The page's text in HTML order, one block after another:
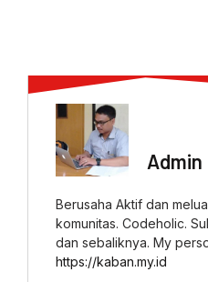
Admin
Berusaha Aktif dan
komunitas. Codeholic.
dan sebaliknya. My
https://kaban.my.id